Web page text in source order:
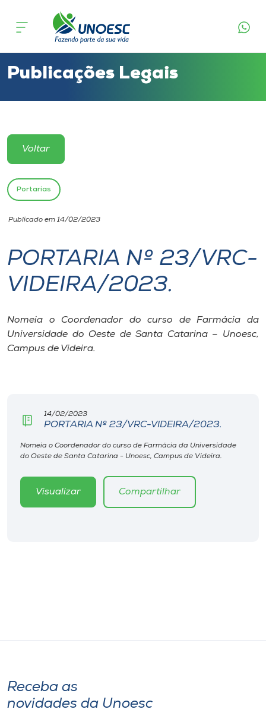
Cursos
Atendimento ao Estudante
Portal de Ensino
Unoesc
Internacionalização
I.nova
Diplomados
Rádio
A+
Publicações Legais
Voltar
Portarias
Publicado em 14/02/2023
PORTARIA Nº 23/VRC-
VIDEIRA/2023.
Nomeia o Coordenador do curso de Farmácia da
Universidade do Oeste de Santa Catarina – Unoesc,
Campus de Videira.
14/02/2023
PORTARIA Nº 23/VRC-VIDEIRA/2023.
Nomeia o Coordenador do curso de Farmácia da Universidade
do Oeste de Santa Catarina - Unoesc, Campus de Videira.
Visualizar Compartilhar
Receba as
novidades da Unoesc